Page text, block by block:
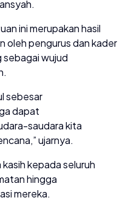
ini merupakan hasil
oleh pengurus dan kader
wujud
sebesar
dapat
saudara kita
ujarnya.
kepada seluruh
hingga
mereka.